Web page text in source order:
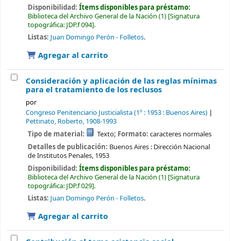
Disponibilidad: Ítems disponibles para préstamo:
Biblioteca del Archivo General de la Nación (1) Signatura
topográfica: JDP.f 094 .
Listas: Juan Domingo Perón - Folletos.
Agregar al carrito
Consideración y aplicación de las reglas mínimas
para el tratamiento de los reclusos
por
Congreso Penitenciario Justicialista(1º : 1953 : Buenos Aires)
Pettinato, Roberto, 1908-1993
Tipo de material: Texto; Formato:caracteres normales
Detalles de publicación: Buenos Aires : Dirección Nacional
de Institutos Penales, 1953
Disponibilidad: Ítems disponibles para préstamo:
Biblioteca del Archivo General de la Nación (1) Signatura
topográfica: JDP.f 029 .
Listas: Juan Domingo Perón - Folletos.
Agregar al carrito